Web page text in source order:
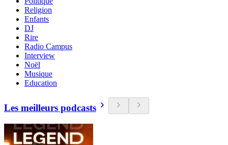
Religion
Enfants
DJ
Rire
Radio Campus
Interview
Noël
Musique
Education
Les meilleurs podcasts